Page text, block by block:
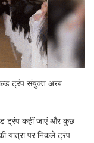
ट्रंप संयुक्त अरब
ट्रंप कहीं जाएं और कुछ
यात्रा पर निकले ट्रंप